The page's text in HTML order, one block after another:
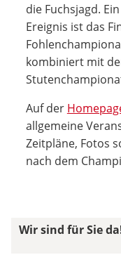
die Fuchsjagd.
Ereignis ist das
kombiniert mit
Auf der
allgemeine
Zeitpläne, Fotos
nach dem
Wir sind für Sie